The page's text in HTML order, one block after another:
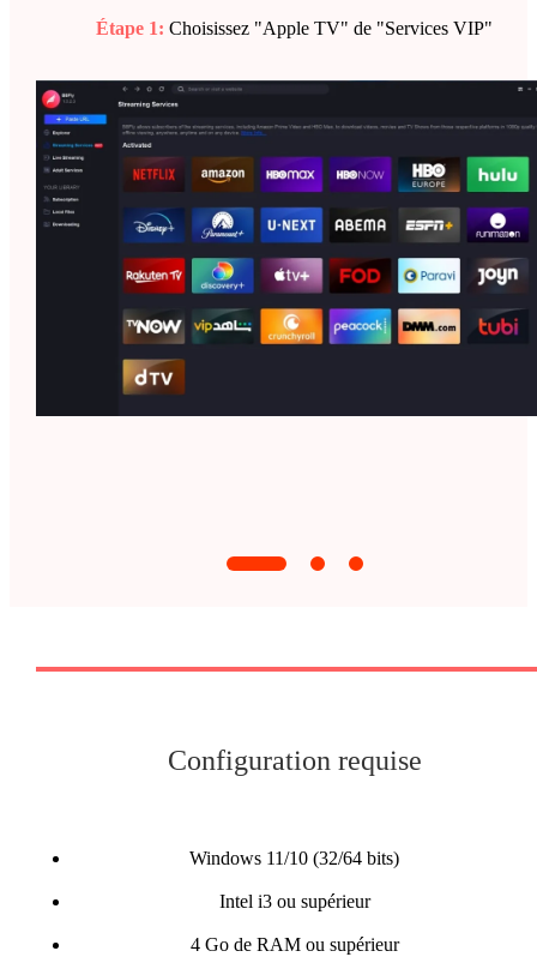
Étape 1:Choisissez "Apple TV" de "Services VIP"
Configuration requise
Windows 11/10 (32/64 bits)
Intel i3 ou supérieur
4 Go de RAM ou supérieur